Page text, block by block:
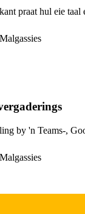
praat hul eie taal
by 'n Teams-,